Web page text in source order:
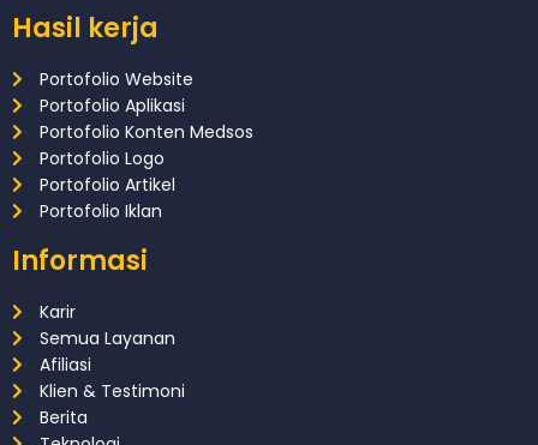
Hasil kerja
Portofolio Website
Portofolio Aplikasi
Portofolio Konten Medsos
Portofolio Logo
Portofolio Artikel
Portofolio Iklan
Informasi
Karir
Semua Layanan
Afiliasi
Klien & Testimoni
Berita